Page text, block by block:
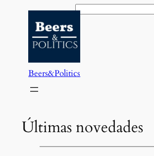
contenido
Buscar
Beers&Politics
Últimas novedades